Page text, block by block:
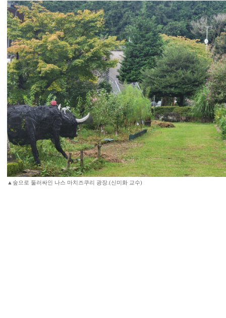
▲숲으로 둘러싸인 나스 마치즈쿠리 광장.(신미화 교수)